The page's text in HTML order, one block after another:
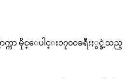
က္ကာ မိုင္ေပါင္း၁၇၀၀ခရီးႏွင္